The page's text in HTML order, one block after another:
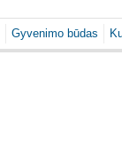
Gyvenimo būdas